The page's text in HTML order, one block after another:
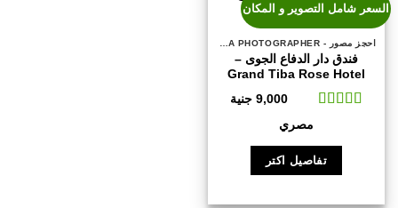
السعر شامل التصوير و المكان
فندق دار الدفاع الجوى –
Grand Tiba Rose Hotel
9,000 جنية
مصري
تفاصيل اكتر